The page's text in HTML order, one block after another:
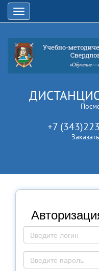
Открыть
навигацию
+7